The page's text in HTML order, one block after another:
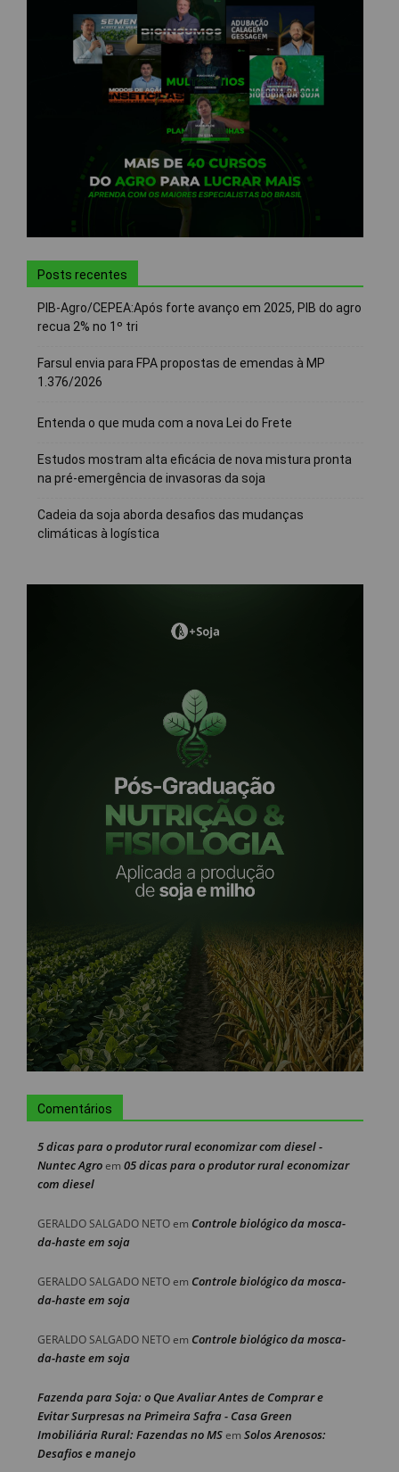
Posts recentes
PIB-Agro/CEPEA:Após forte avanço em 2025, PIB do agro
recua 2% no 1º tri
Farsul envia para FPA propostas de emendas à MP
1.376/2026
Entenda o que muda com a nova Lei do Frete
Estudos mostram alta eficácia de nova mistura pronta
na pré-emergência de invasoras da soja
Cadeia da soja aborda desafios das mudanças
climáticas à logística
Comentários
5 dicas para o produtor rural economizar com diesel -
Nuntec Agroem 05 dicas para o produtor rural economizar
com diesel
GERALDO SALGADO NETOem Controle biológico da mosca-
da-haste em soja
GERALDO SALGADO NETOem Controle biológico da mosca-
da-haste em soja
GERALDO SALGADO NETOem Controle biológico da mosca-
da-haste em soja
Fazenda para Soja: o Que Avaliar Antes de Comprar e
Evitar Surpresas na Primeira Safra - Casa Green
Imobiliária Rural: Fazendas no MSem Solos Arenosos:
Desafios e manejo